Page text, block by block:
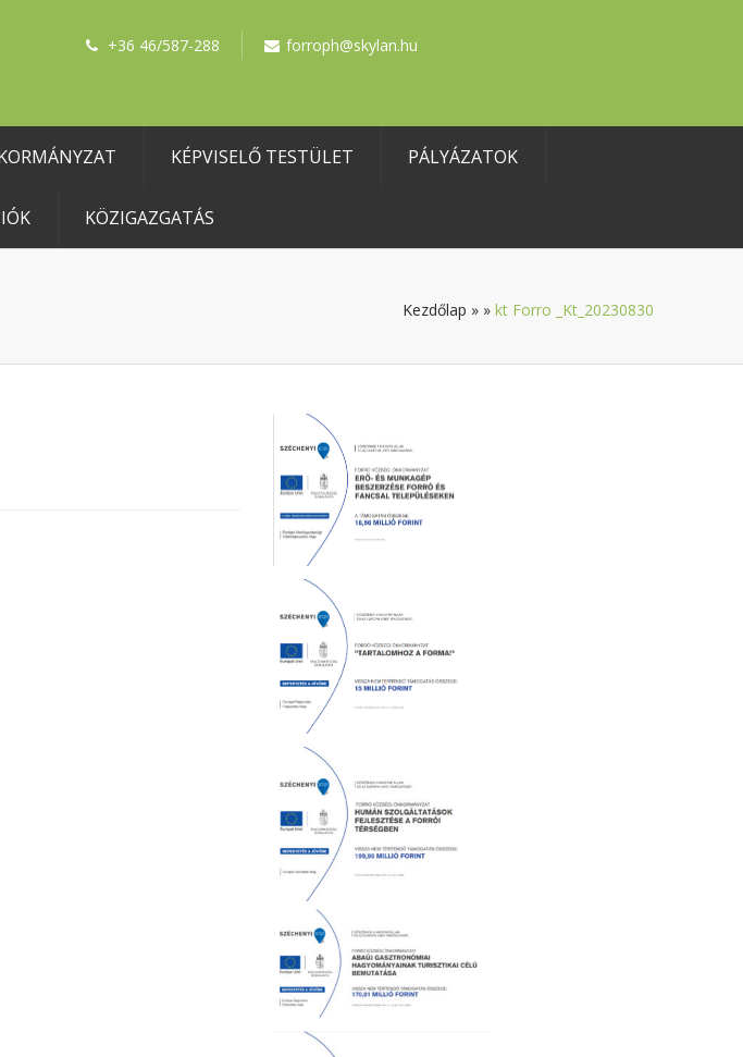
+36 46/587-288 forroph@skylan.hu
KÉPVISELŐ TESTÜLET PÁLYÁZATOK
KÖZIGAZGATÁS
Kezdőlap » » kt Forro _Kt_20230830